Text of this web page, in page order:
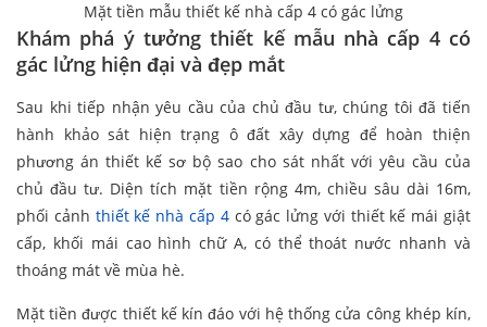
Mặt tiền mẫu thiết kế nhà cấp 4 có gác lửng
Khám phá ý tưởng thiết kế mẫu nhà cấp 4 có
gác lửng hiện đại và đẹp mắt
Sau khi tiếp nhận yêu cầu của chủ đầu tư, chúng tôi đã tiến
hành khảo sát hiện trạng ô đất xây dựng để hoàn thiện
phương án thiết kế sơ bộ sao cho sát nhất với yêu cầu của
chủ đầu tư. Diện tích mặt tiền rộng 4m, chiều sâu dài 16m,
phối cảnh thiết kế nhà cấp 4có gác lửng với thiết kế mái giật
cấp, khối mái cao hình chữ A, có thể thoát nước nhanh và
thoáng mát về mùa hè.
Mặt tiền được thiết kế kín đáo với hệ thống cửa công khép kín,